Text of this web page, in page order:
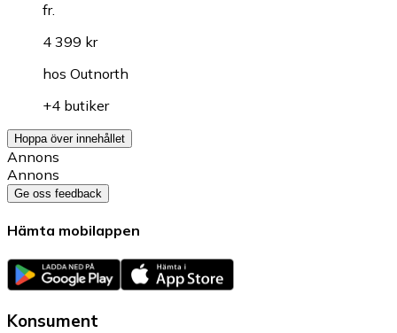
fr.
4 399 kr
hos Outnorth
+4 butiker
Hoppa över innehållet
Annons
Annons
Ge oss feedback
Hämta mobilappen
Konsument